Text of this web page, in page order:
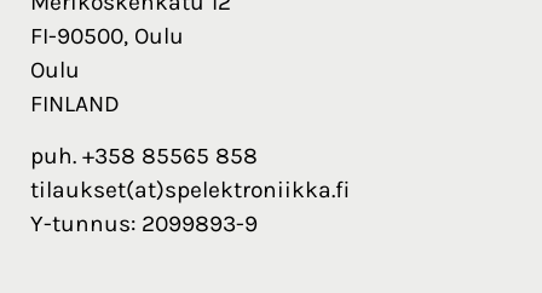
FI-90500, Oulu
Oulu
FINLAND
puh. +358 85565 858
tilaukset(at)spelektroniikka.fi
Y-tunnus: 2099893-9